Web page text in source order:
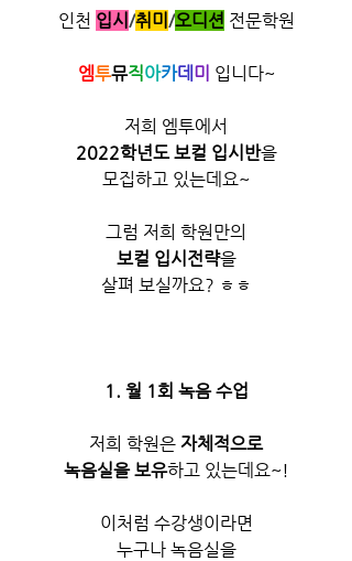
인천 입시 /취미 /​오디션 전문학원
엠투뮤직아카데 미 입니다~​
저희 엠투에서
2022학년도 보컬 입시반​을
모집하고 있는데요~
그럼 저희 학원만의
보컬 입시전략을
살펴 보실까요? ㅎㅎ
1. 월 1회 녹음 수업
저희 학원은 자체적으로
녹음실을 보유하고 있는데요~!
이처럼 수강생이라면
누구나 녹음실을